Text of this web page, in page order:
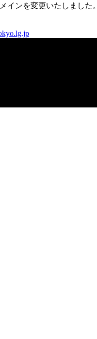
インを変更いたしました。